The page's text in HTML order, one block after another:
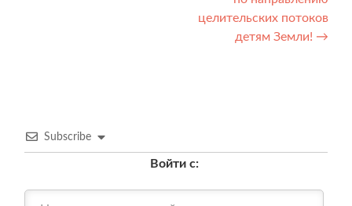
целительских потоков
детям Земли! →
Subscribe
Войти с: